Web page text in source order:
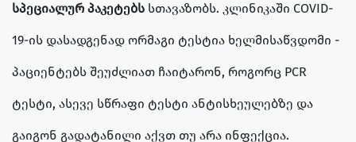
სპეციალურ პაკეტებს სთავაზობს. კლინიკაში COVID-
19-ის დასადგენად ორმაგი ტესტია ხელმისაწვდომი -
პაციენტებს შეუძლიათ ჩაიტარონ, როგორც PCR
ტესტი, ასევე სწრაფი ტესტი ანტისხეულებზე და
გაიგონ გადატანილი აქვთ თუ არა ინფექცია.